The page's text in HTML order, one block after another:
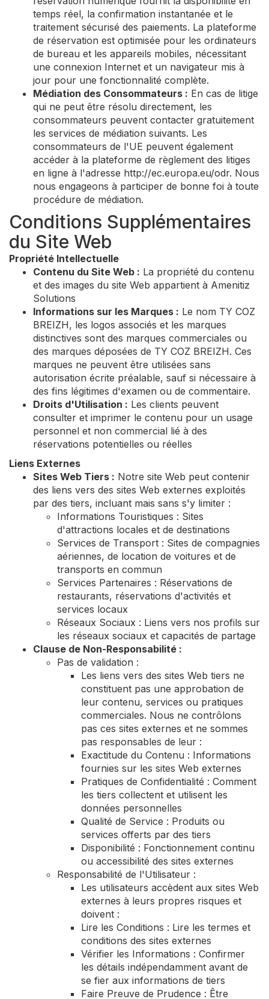
temps réel, la confirmation instantanée et le
traitement sécurisé des paiements. La plateforme
de réservation est optimisée pour les ordinateurs
de bureau et les appareils mobiles, nécessitant
une connexion Internet et un navigateur mis à
jour pour une fonctionnalité complète.
Médiation des Consommateurs : En cas de litige
qui ne peut être résolu directement, les
consommateurs peuvent contacter gratuitement
les services de médiation suivants. Les
consommateurs de l'UE peuvent également
accéder à la plateforme de règlement des litiges
en ligne à l'adresse http://ec.europa.eu/odr. Nous
nous engageons à participer de bonne foi à toute
procédure de médiation.
Conditions Supplémentaires
du Site Web
Propriété Intellectuelle
Contenu du Site Web : La propriété du contenu
et des images du site Web appartient à Amenitiz
Solutions
Informations sur les Marques : Le nom TY COZ
BREIZH, les logos associés et les marques
distinctives sont des marques commerciales ou
des marques déposées de TY COZ BREIZH. Ces
marques ne peuvent être utilisées sans
autorisation écrite préalable, sauf si nécessaire à
des fins légitimes d'examen ou de commentaire.
Droits d'Utilisation : Les clients peuvent
consulter et imprimer le contenu pour un usage
personnel et non commercial lié à des
réservations potentielles ou réelles
Liens Externes
Sites Web Tiers : Notre site Web peut contenir
des liens vers des sites Web externes exploités
par des tiers, incluant mais sans s'y limiter :
Informations Touristiques : Sites
d'attractions locales et de destinations
Services de Transport : Sites de compagnies
aériennes, de location de voitures et de
transports en commun
Services Partenaires : Réservations de
restaurants, réservations d'activités et
services locaux
Réseaux Sociaux : Liens vers nos profils sur
les réseaux sociaux et capacités de partage
Clause de Non-Responsabilité :
Pas de validation :
Les liens vers des sites Web tiers ne
constituent pas une approbation de
leur contenu, services ou pratiques
commerciales. Nous ne contrôlons
pas ces sites externes et ne sommes
pas responsables de leur :
Exactitude du Contenu : Informations
fournies sur les sites Web externes
Pratiques de Confidentialité : Comment
les tiers collectent et utilisent les
données personnelles
Qualité de Service : Produits ou
services offerts par des tiers
Disponibilité : Fonctionnement continu
ou accessibilité des sites externes
Responsabilité de l'Utilisateur :
Les utilisateurs accèdent aux sites Web
externes à leurs propres risques et
doivent :
Lire les Conditions : Lire les termes et
conditions des sites externes
Vérifier les Informations : Confirmer
les détails indépendamment avant de
se fier aux informations de tiers
Faire Preuve de Prudence : Être